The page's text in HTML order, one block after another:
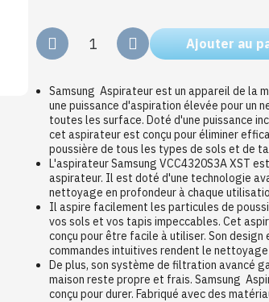
Ajouter au
Samsung Aspirateur est un appareil de la
une puissance d'aspiration élevée pour un
toutes les surface. Doté d'une puissance
cet aspirateur est conçu pour éliminer
poussière de tous les types de sols et de
L'aspirateur Samsung VCC4320S3A XST
aspirateur. Il est doté d'une technologie
nettoyage en profondeur à chaque
Il aspire facilement les particules de
vos sols et vos tapis impeccables. Cet
conçu pour être facile à utiliser. Son design
commandes intuitives rendent le
De plus, son système de filtration avancé
maison reste propre et frais. Samsung
conçu pour durer. Fabriqué avec des